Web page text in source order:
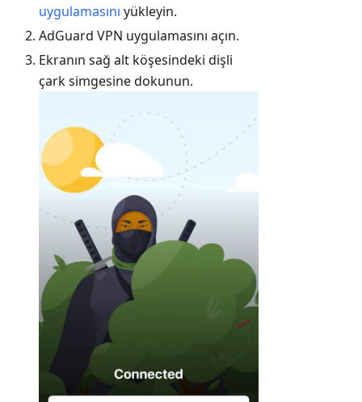
uygulamasını yükleyin.
AdGuard VPN uygulamasını açın.
Ekranın sağ alt köşesindeki dişli
çark simgesine dokunun.